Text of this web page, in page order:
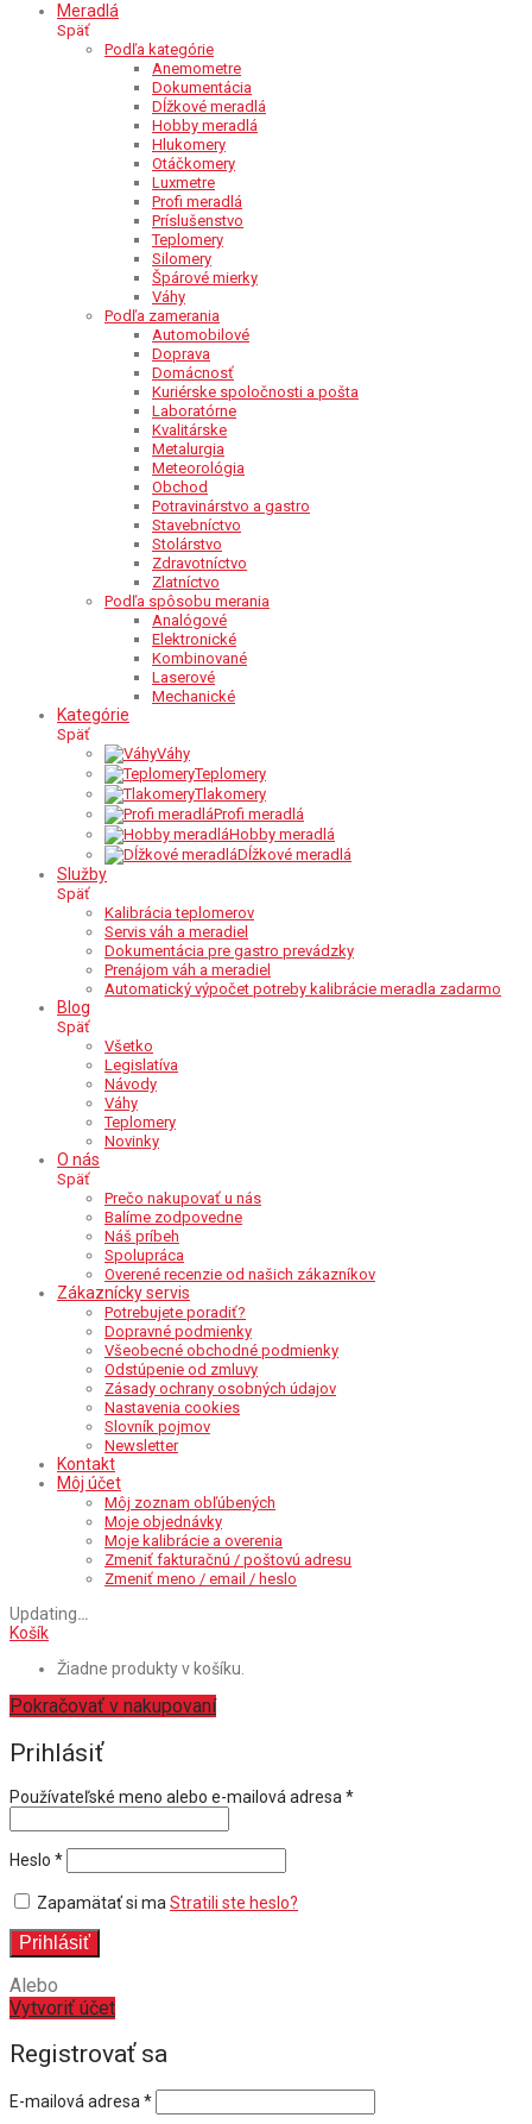
Meradlá
Späť
Podľa kategórie
Anemometre
Dokumentácia
Dĺžkové meradlá
Hobby meradlá
Hlukomery
Otáčkomery
Luxmetre
Profi meradlá
Príslušenstvo
Teplomery
Silomery
Špárové mierky
Váhy
Podľa zamerania
Automobilové
Doprava
Domácnosť
Kuriérske spoločnosti a pošta
Laboratórne
Kvalitárske
Metalurgia
Meteorológia
Obchod
Potravinárstvo a gastro
Stavebníctvo
Stolárstvo
Zdravotníctvo
Zlatníctvo
Podľa spôsobu merania
Analógové
Elektronické
Kombinované
Laserové
Mechanické
Kategórie
Späť
Váhy
Teplomery
Tlakomery
Profi meradlá
Hobby meradlá
Dĺžkové meradlá
Služby
Späť
Kalibrácia teplomerov
Servis váh a meradiel
Dokumentácia pre gastro prevádzky
Prenájom váh a meradiel
Automatický výpočet potreby kalibrácie meradla zadarmo
Blog
Späť
Všetko
Legislatíva
Návody
Váhy
Teplomery
Novinky
O nás
Späť
Prečo nakupovať u nás
Balíme zodpovedne
Náš príbeh
Spolupráca
Overené recenzie od našich zákazníkov
Zákaznícky servis
Potrebujete poradiť?
Dopravné podmienky
Všeobecné obchodné podmienky
Odstúpenie od zmluvy
Zásady ochrany osobných údajov
Nastavenia cookies
Slovník pojmov
Newsletter
Kontakt
Môj účet
Môj zoznam obľúbených
Moje objednávky
Moje kalibrácie a overenia
Zmeniť fakturačnú / poštovú adresu
Zmeniť meno / email / heslo
Updating…
Košík
Žiadne produkty v košíku.
Pokračovať v nakupovaní
Prihlásiť
Používateľské meno alebo e-mailová adresa *Povinné
Heslo *Povinné
Zapamätať si ma Stratili ste heslo?
Prihlásiť
Alebo
Vytvoriť účet
Registrovať sa
E-mailová adresa *